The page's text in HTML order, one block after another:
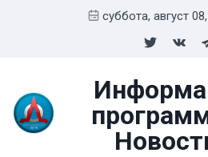
суббота, август